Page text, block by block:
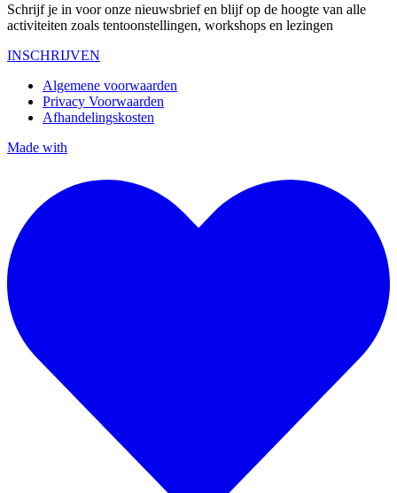
Schrijf je in voor onze nieuwsbrief en blijf op de hoogte van alle
activiteiten zoals tentoonstellingen, workshops en lezingen
INSCHRIJVEN
Algemene voorwaarden
Privacy Voorwaarden
Afhandelingskosten
Made with